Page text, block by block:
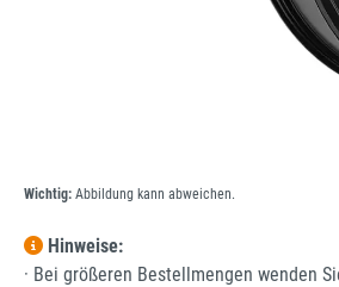
Wichtig: Abbildung kann abweichen.
Hinweise:
· Bei größeren Bestellmengen wenden